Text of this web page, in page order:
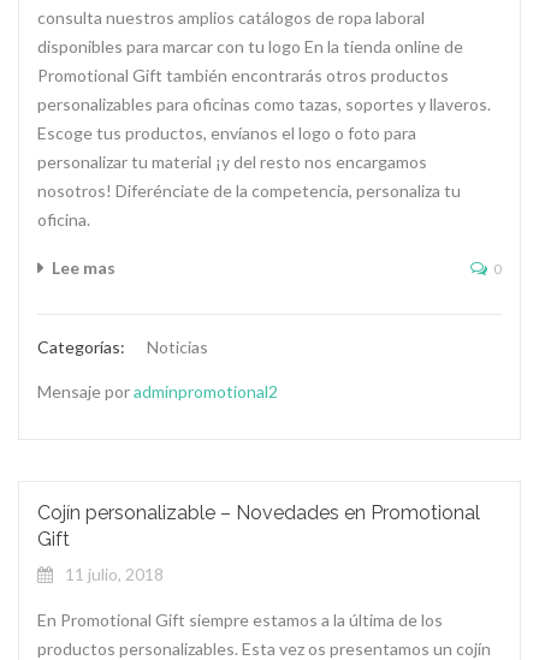
consulta nuestros amplios catálogos de ropa laboral
disponibles para marcar con tu logo En la tienda online de
Promotional Gift también encontrarás otros productos
personalizables para oficinas como tazas, soportes y llaveros.
Escoge tus productos, envíanos el logo o foto para
personalizar tu material ¡y del resto nos encargamos
nosotros! Diferénciate de la competencia, personaliza tu
oficina.
Lee mas 0
Categorías: Noticias
Mensaje poradminpromotional2
Cojín personalizable – Novedades en Promotional
Gift
11 julio, 2018
En Promotional Gift siempre estamos a la última de los
productos personalizables. Esta vez os presentamos un cojín